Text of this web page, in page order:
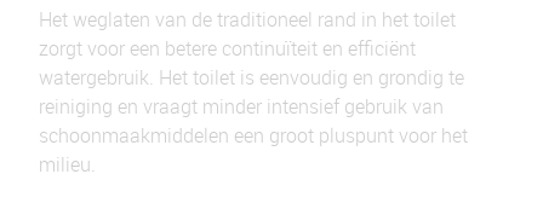
Het weglaten van de traditioneel rand in het toilet
zorgt voor een betere continuïteit en efficiënt
watergebruik. Het toilet is eenvoudig en grondig te
reiniging en vraagt minder intensief gebruik van
schoonmaakmiddelen een groot pluspunt voor het
milieu.